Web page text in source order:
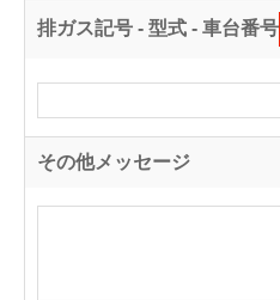
排ガス記号 - 型式 - 車台番号
その他メッセージ